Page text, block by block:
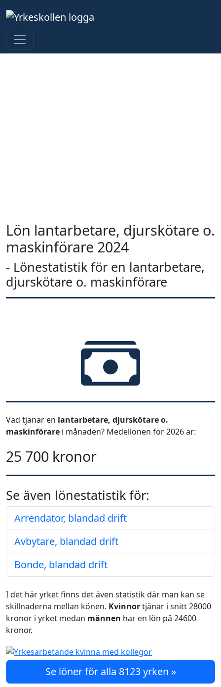
Lön lantarbetare, djurskötare o.
maskinförare 2024
- Lönestatistik för en lantarbetare,
djurskötare o. maskinförare
Vad tjänar en lantarbetare, djurskötare o.
maskinförare i månaden? Medellönen för 2026 är:
25 700 kronor
Se även lönestatistik för:
Arrendator, blandad drift
Avbytare, blandad drift
Bonde, blandad drift
I det här yrket finns det även statistik där man kan se
skillnaderna mellan könen. Kvinnortjänar i snitt 28000
kronor i yrket medan männen har en lön på 24600
kronor.
Se löner för alla 8123 yrken »